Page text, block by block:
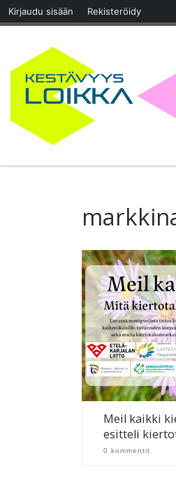
Kirjaudu sisään Rekisteröidy
Skip to content
Meil kaikki
esitteli
0 kommentit